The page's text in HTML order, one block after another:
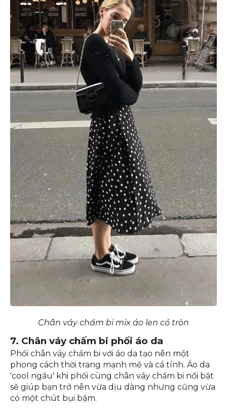
Chân váy chấm bi mix áo len cổ tròn
7. Chân váy chấm bi phối áo da
Phối chân váy chấm bi với áo da tạo nên một
phong cách thời trang mạnh mẽ và cá tính. Áo da
'cool ngầu' khi phối cùng chân váy chấm bi nổi bật
sẽ giúp bạn trở nên vừa dịu dàng nhưng cũng vừa
có một chút bụi bặm.